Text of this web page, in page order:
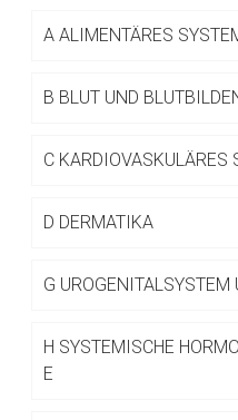
A ALIMENTÄRES
B BLUT UND
C KARDIOVASKULÄRES
D DERMATIKA
G UROGENITALSYSTEM
H SYSTEMISCHE
E